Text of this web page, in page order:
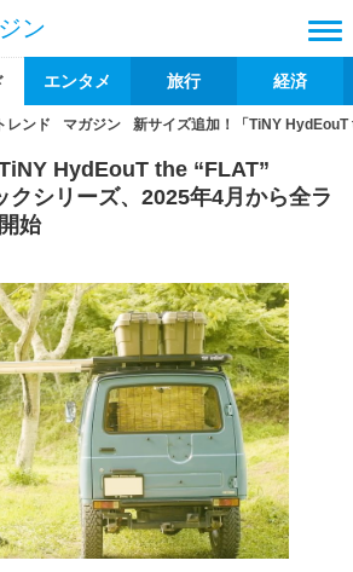
ン
エンタメ 旅行 経済
トレンド マガジン 新サイズ追加！「TiNY
HydEouT the “FLAT”
クシリーズ、2025年4月から全ラ
始